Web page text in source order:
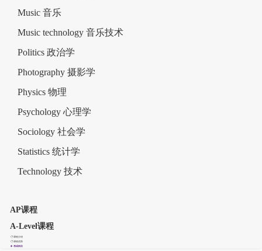
Music 音乐
Music technology 音乐技术
Politics 政治学
Photography 摄影学
Physics 物理
Psychology 心理学
Sociology 社会学
Statistics 统计学
Technology 技术
AP课程
A-Level课程
课程介绍
课程优势
考试科目